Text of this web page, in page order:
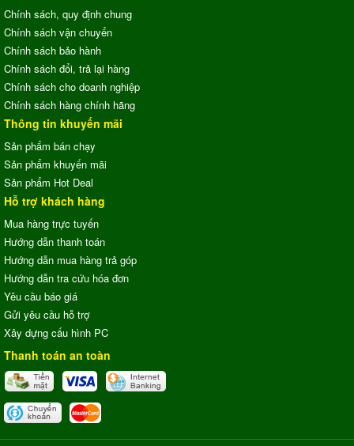
Chính sách, quy định chung
Chính sách vận chuyển
Chính sách bảo hành
Chính sách đổi, trả lại hàng
Chính sách cho doanh nghiệp
Chính sách hàng chính hãng
Thông tin khuyến mãi
Sản phẩm bán chạy
Sản phẩm khuyến mãi
Sản phẩm Hot Deal
Hỗ trợ khách hàng
Mua hàng trực tuyến
Hướng dẫn thanh toán
Hướng dẫn mua hàng trả góp
Hướng dẫn tra cứu hóa đơn
Yêu cầu báo giá
Gửi yêu cầu hỗ trợ
Xây dựng cấu hình PC
Thanh toán an toàn